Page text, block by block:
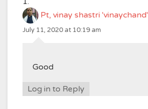
Pt, vinay shastri 'vinaychand'
July 11, 2020 at 10:19 am
Good
Log in to Reply